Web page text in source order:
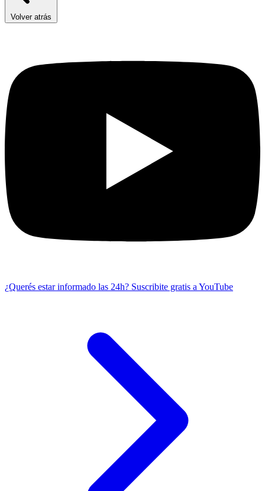
Volver atrás
¿Querés estar informado las 24h? Suscribite gratis a YouTube